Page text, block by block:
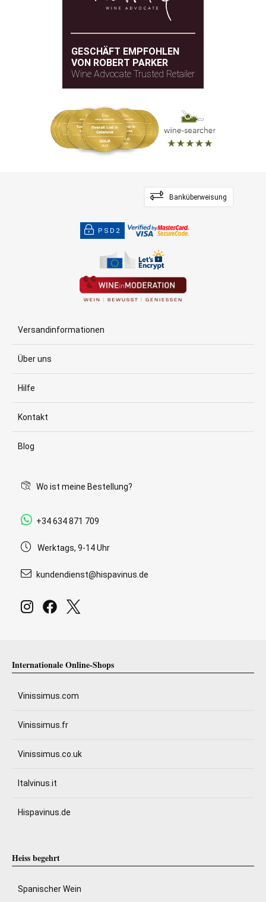
GESCHÄFT EMPFOHLEN
VON ROBERT PARKER
Wine Advocate Trusted Retailer
Banküberweisung
PSD2
Versandinformationen
Über uns
Hilfe
Kontakt
Blog
Wo ist meine Bestellung?
+34 634 871 709
Werktags, 9-14 Uhr
kundendienst@hispavinus.de
Internationale Online-Shops
Vinissimus.com
Vinissimus.fr
Vinissimus.co.uk
Italvinus.it
Hispavinus.de
Heiss begehrt
Spanischer Wein